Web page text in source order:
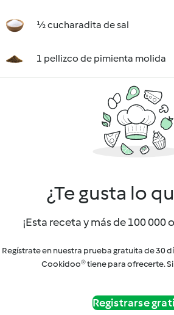
½ cucharadita de sal
1 pellizco de pimienta molida
¿Te gusta lo
¡Esta receta y más de 100 000
Regístrate en nuestra prueba gratuita de 30
Cookidoo® tiene para ofrecerte.
Registrarse